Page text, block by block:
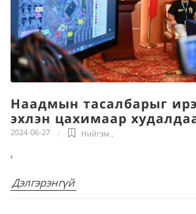
Наадмын тасалбарыг
эхлэн цахимаар
2024-06-27 Нийгэм ,
,
Дэлгэрэнгүй